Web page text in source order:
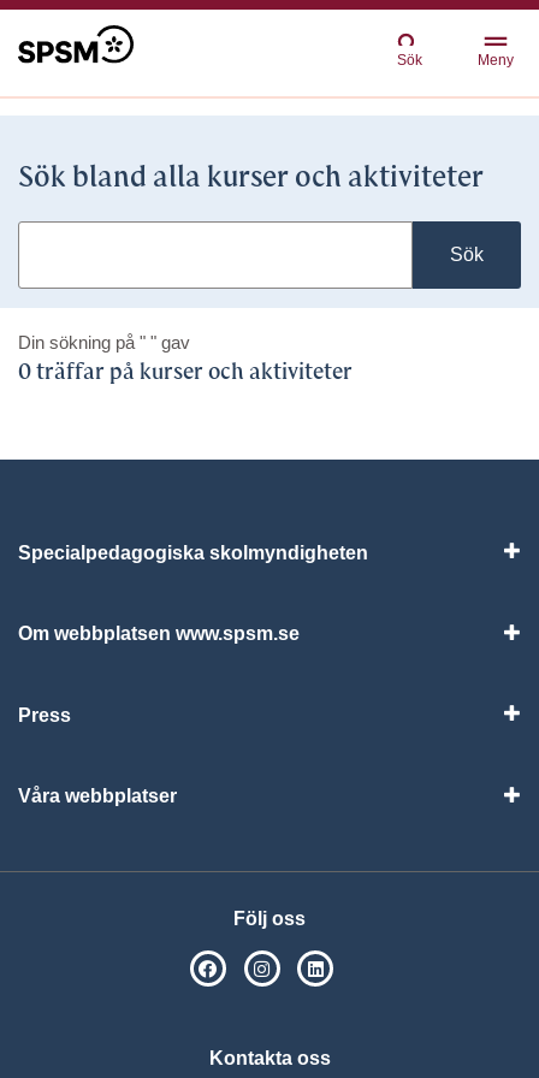
Sök Meny
Sök bland alla kurser och aktiviteter
Sök
Din sökning på " " gav
0 träffar på kurser och aktiviteter
Specialpedagogiska skolmyndigheten
Om webbplatsen www.spsm.se
Press
Våra webbplatser
Följ oss
SPSM på Facebook
SPSM på Instagram
Kontakta oss